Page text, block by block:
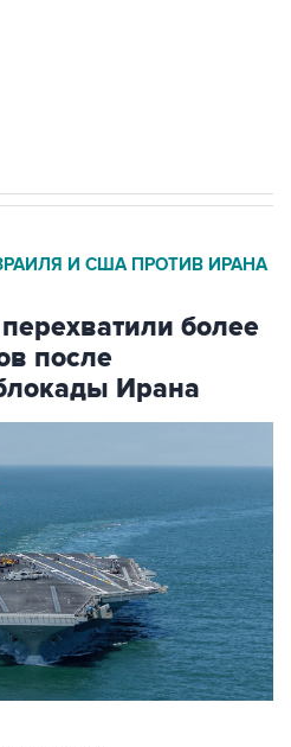
И США ПРОТИВ ИРАНА
более
после
Ирана